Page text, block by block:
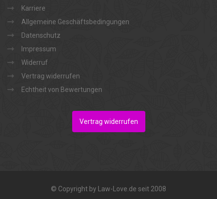
Karriere
Allgemeine Geschäftsbedingungen
Datenschutz
Impressum
Widerruf
Vertrag widerrufen
Echtheit von Bewertungen
Vertrag widerrufen
© Copyright by Law-Love.de seit 2008